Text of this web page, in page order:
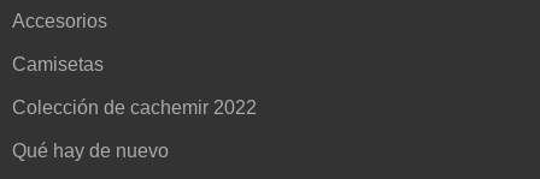
Accesorios
Camisetas
Colección de cachemir 2022
Qué hay de nuevo